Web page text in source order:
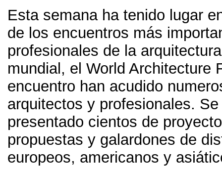
Esta semana ha tenido lugar
de los encuentros más
profesionales de la
mundial, el World Architecture
encuentro han acudido
arquitectos y profesionales.
presentado cientos de
propuestas y galardones de
europeos, americanos y